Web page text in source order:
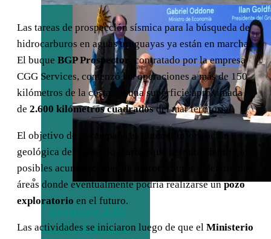
Uruguay XXI
recibirá apoyo
Las tareas de prospección sísmica para la búsqueda de
hidrocarburos en aguas uruguayas ya están en marcha.
El buque BGP Prospector
, contratado por la empresa
CGG Services, comenzó las operaciones a más de 150
kilómetros de la costa, en una superficie aproximada
de 2.600 kilómetros cuadradosdel mar territorial.
El objetivo de la campaña es obtener información
geológica del subsuelo marino que permita identificar
posibles acumulaciones de hidrocarburos y determinar
áreas donde eventualmente podría realizarse unpozo
exploratorio en el futuro.
Las actividades se iniciaron luego de que el Ministerio